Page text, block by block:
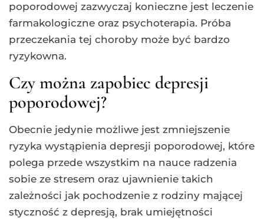
poporodowej zazwyczaj konieczne jest leczenie
farmakologiczne oraz psychoterapia. Próba
przeczekania tej choroby może być bardzo
ryzykowna.
Czy można zapobiec depresji
poporodowej?
Obecnie jedynie możliwe jest zmniejszenie
ryzyka wystąpienia depresji poporodowej, które
polega przede wszystkim na nauce radzenia
sobie ze stresem oraz ujawnienie takich
zależności jak pochodzenie z rodziny mającej
styczność z depresją, brak umiejętności